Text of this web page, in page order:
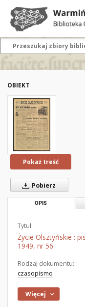
OBIEKT
Pokaż treść
Pobierz
OPIS
Tytuł:
Życie Olsztyńskie :
1949, nr 56
Rodzaj dokumentu:
czasopismo
Więcej